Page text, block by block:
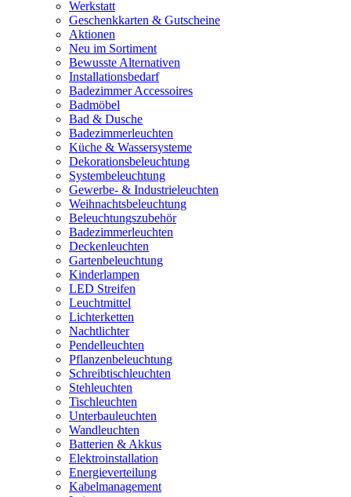
Werkstatt
Geschenkkarten & Gutscheine
Aktionen
Neu im Sortiment
Bewusste Alternativen
Installationsbedarf
Badezimmer Accessoires
Badmöbel
Bad & Dusche
Badezimmerleuchten
Küche & Wassersysteme
Dekorationsbeleuchtung
Systembeleuchtung
Gewerbe- & Industrieleuchten
Weihnachtsbeleuchtung
Beleuchtungszubehör
Badezimmerleuchten
Deckenleuchten
Gartenbeleuchtung
Kinderlampen
LED Streifen
Leuchtmittel
Lichterketten
Nachtlichter
Pendelleuchten
Pflanzenbeleuchtung
Schreibtischleuchten
Stehleuchten
Tischleuchten
Unterbauleuchten
Wandleuchten
Batterien & Akkus
Elektroinstallation
Energieverteilung
Kabelmanagement